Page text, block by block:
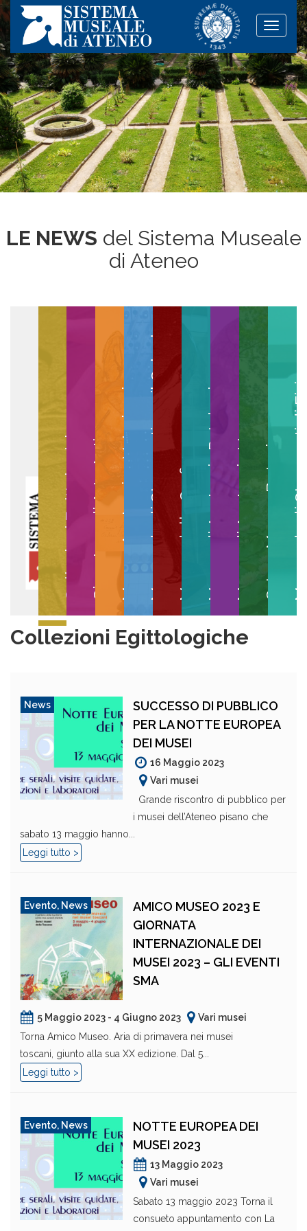
Toggle
LE NEWS del Sistema Museale
di Ateneo
Collezioni EgittologicheGipsoteca di Arte AnticaMuseo Anatomico VeterinarioMuseo degli Strumenti per il CalcoloMuseo della GraficaMuseo di Anatomia PatologicaMuseo di Anatomia UmanaOrto e Museo BotanicoMuseo degli
Collezioni Egittologiche
News
SUCCESSO DI PUBBLICO
PER LA NOTTE EUROPEA
DEI MUSEI
16 Maggio 2023
Vari musei
Grande riscontro di pubblico per
i musei dell’Ateneo pisano che
sabato 13 maggio hanno...
Leggi tutto >
Evento, News
AMICO MUSEO 2023 E
GIORNATA
INTERNAZIONALE DEI
MUSEI 2023 – GLI EVENTI
SMA
5 Maggio 2023 - 4 Giugno 2023
Vari musei
Torna Amico Museo. Aria di primavera nei musei
toscani, giunto alla sua XX edizione. Dal 5...
Leggi tutto >
Evento, News
NOTTE EUROPEA DEI
MUSEI 2023
13 Maggio 2023
Vari musei
Sabato 13 maggio 2023 Torna il
consueto appuntamento con La